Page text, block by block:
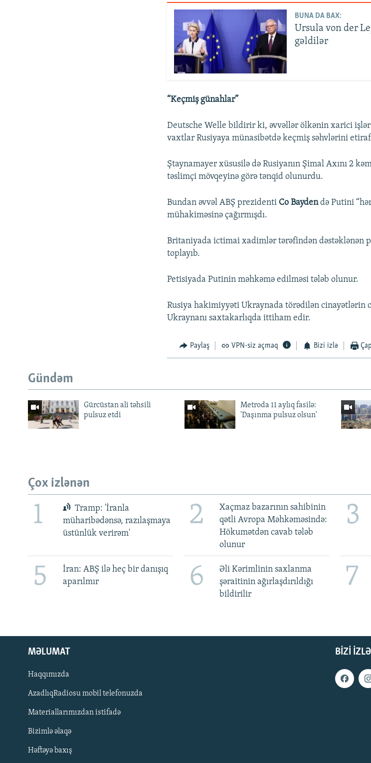
BUNA DA BAX:
Ursula von der
gəldilər
“Keçmiş günahlar”
Deutsche Welle bildirir ki, əvvəllər ölkənin xarici
vaxtlar Rusiyaya münasibətdə keçmiş səhvlərini
Ştaynamayer xüsusilə də Rusiyanın Şimal Axını 2
təslimçi mövqeyinə görə tənqid olunurdu.
Bundan əvvəl ABŞ prezidenti Co Baydendə Putini
mühakiməsinə çağırmışdı.
Britaniyada ictimai xadimlər tərəfindən dəstəklənən
toplayıb.
Petisiyada Putinin məhkəmə edilməsi tələb olunur.
Rusiya hakimiyyəti Ukraynada törədilən cinayətlərin
Ukraynanı saxtakarlıqda ittiham edir.
Paylaş VPN-siz açmaq Bizi izlə
Gündəm
Gürcüstan ali təhsili
pulsuz etdi
Metroda 11 aylıq fasilə:
'Daşınma pulsuz olsun'
Çox izlənən
1
Tramp: 'İranla
müharibədənsə, razılaşmaya
üstünlük verirəm'
2
Xaçmaz bazarının sahibinin
qətli Avropa Məhkəməsində:
Hökumətdən cavab tələb
olunur
3
5
İran: ABŞ ilə heç bir danışıq
aparılmır
6
Əli Kərimlinin saxlanma
şəraitinin ağırlaşdırıldığı
bildirilir
7
BIZI IZLƏ
MƏLUMAT
Haqqımızda
AzadlıqRadiosu mobil telefonuzda
Materiallarımızdan istifadə
Bizimlə əlaqə
Həftəyə baxış